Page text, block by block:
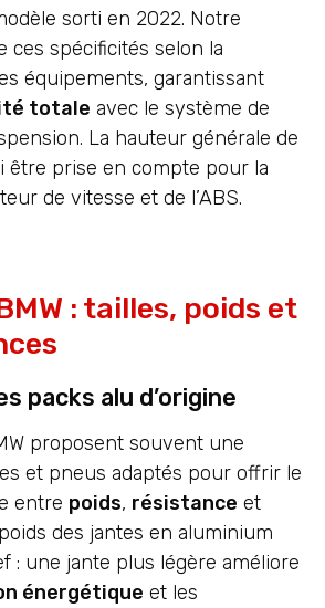
sorti en 2022. Notre
ces spécificités selon la
équipements, garantissant
totale avec le système de
La hauteur générale de
être prise en compte pour la
de vitesse et de l’ABS.
: tailles, poids et
packs alu d’origine
proposent souvent une
et pneus adaptés pour offrir le
entre poids, résistance et
des jantes en aluminium
: une jante plus légère améliore
énergétique et les